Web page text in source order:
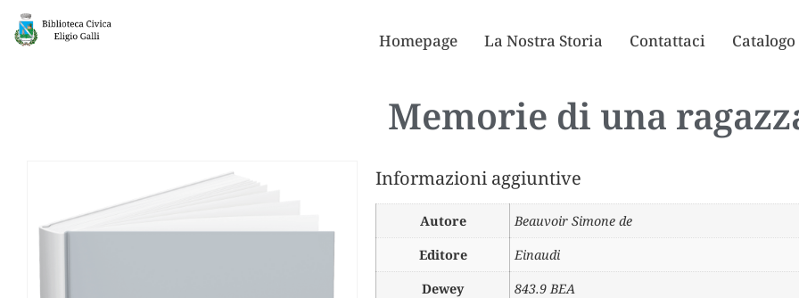
Homepage La Nostra Storia Contattaci Catalogo
Memorie di una
Informazioni aggiuntive
Autore
Beauvoir Simone de
Editore
Einaudi
Dewey
843.9 BEA